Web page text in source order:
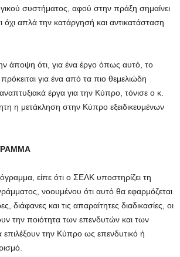
συστήματος, αφού στην πράξη σημαίνει
όχι απλά την κατάργησή και αντικατάσταση
άποψη ότι, για ένα έργο όπως αυτό, το
για ένα από τα πιο θεμελιώδη
έργα για την Κύπρο, τόνισε ο κ.
η μετάκληση στην Κύπρο εξειδικευμένων
είπε ότι ο ΣΕΛΚ υποστηρίζει τη
νοουμένου ότι αυτό θα εφαρμόζεται
διάφανες και τις απαραίτητες διαδικασίες, οι
την ποιότητα των επενδυτών και των
επιλέξουν την Κύπρο ως επενδυτικό ή